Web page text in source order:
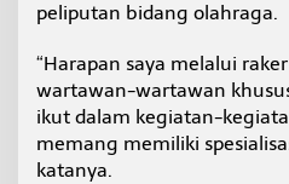
peliputan bidang olahraga.
“Harapan saya melalui
wartawan-wartawan
ikut dalam kegiatan-
memang memiliki
katanya.